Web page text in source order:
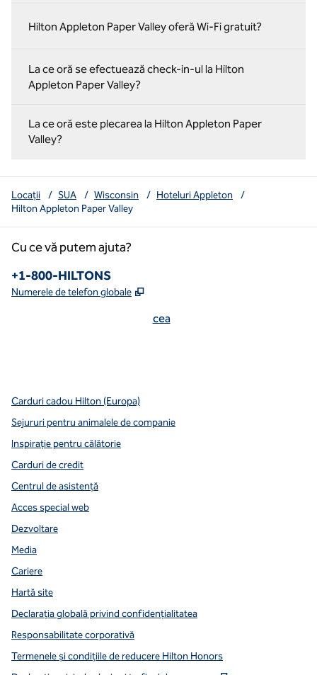
Hilton Appleton Paper Valley oferă Wi-Fi gratuit?
La ce oră se efectuează check-in-ul la Hilton
Appleton Paper Valley?
La ce oră este plecarea la Hilton Appleton Paper
Valley?
Locații / SUA / Wisconsin / Hoteluri Appleton
/
Hilton Appleton Paper Valley
Cu ce vă putem ajuta?
Numărul de telefon:
+1-800-HILTONS
Numerele de telefon globale ,
cea
Carduri cadou Hilton (Europa)
Sejururi pentru animalele de companie
Inspirație pentru călătorie
Carduri de credit
Centrul de asistență
Acces special web
Dezvoltare
Media
Cariere
Hartă site
Declarația globală privind confidenţialitatea
Responsabilitate corporativă
Termenele și condițiile de reducere Hilton Honors